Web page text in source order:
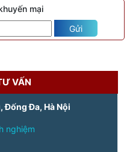
mại
Gửi
VẤN
Đa, Hà Nội
nghiệm